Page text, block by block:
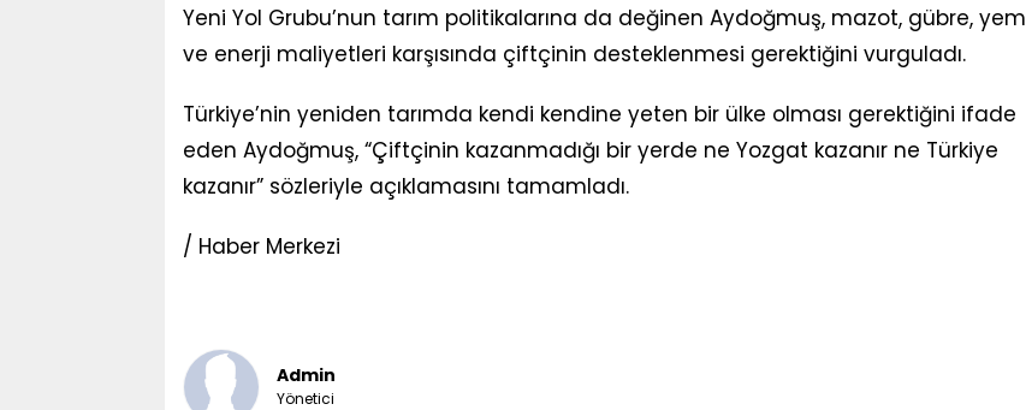
Yeni Yol Grubu’nun tarım politikalarına da değinen Aydoğmuş, mazot, gübre, yem
ve enerji maliyetleri karşısında çiftçinin desteklenmesi gerektiğini vurguladı.
Türkiye’nin yeniden tarımda kendi kendine yeten bir ülke olması gerektiğini ifade
eden Aydoğmuş, “Çiftçinin kazanmadığı bir yerde ne Yozgat kazanır ne Türkiye
kazanır” sözleriyle açıklamasını tamamladı.
/ Haber Merkezi
Admin
Yönetici